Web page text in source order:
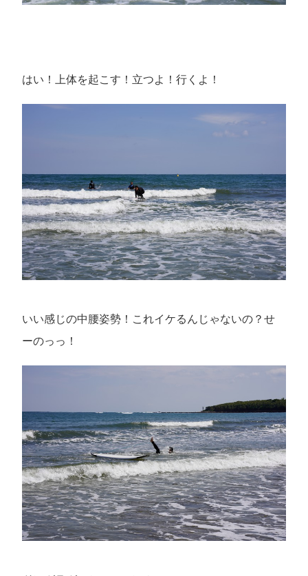
はい！上体を起こす！立つよ！行くよ！
いい感じの中腰姿勢！これイケるんじゃないの？せ
ーのっっ！